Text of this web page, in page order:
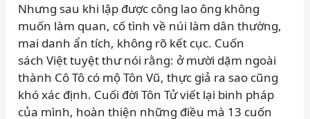
Nhưng sau khi lập được công lao ông không
muốn làm quan, cố tình về núi làm dân thường,
mai danh ẩn tích, không rõ kết cục. Cuốn
sách Việt tuyệt thư nói rằng: ở mười dặm ngoài
thành Cô Tô có mộ Tôn Vũ, thực giả ra sao cũng
khó xác định. Cuối đời Tôn Tử viết lại binh pháp
của mình, hoàn thiện những điều mà 13 cuốn